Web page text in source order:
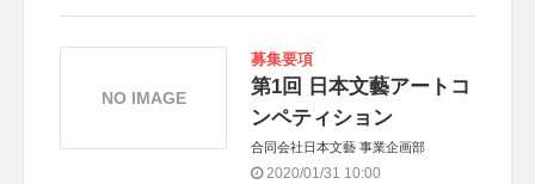
募集要項
第1回 日本文藝アートコ
ンペティション
合同会社日本文藝 事業企画部
2020/01/31 10:00
NO IMAGE